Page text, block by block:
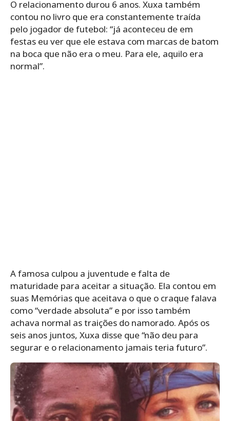
O relacionamento durou 6 anos. Xuxa também
contou no livro que era constantemente traída
pelo jogador de futebol: “já aconteceu de em
festas eu ver que ele estava com marcas de batom
na boca que não era o meu. Para ele, aquilo era
normal”.
A famosa culpou a juventude e falta de
maturidade para aceitar a situação. Ela contou em
suas Memórias que aceitava o que o craque falava
como “verdade absoluta” e por isso também
achava normal as traições do namorado. Após os
seis anos juntos, Xuxa disse que “não deu para
segurar e o relacionamento jamais teria futuro”.